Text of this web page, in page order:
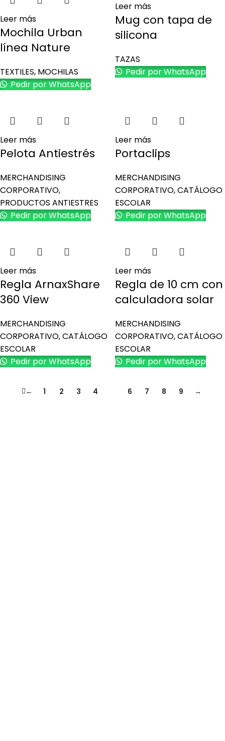
Leer más
Mochila Urban
línea Nature
TEXTILES, MOCHILAS
Pedir por WhatsApp
Leer más
Mug con tapa de
silicona
TAZAS
Pedir por WhatsApp
Leer más
Pelota Antiestrés
MERCHANDISING
CORPORATIVO,
PRODUCTOS ANTIESTRES
Pedir por WhatsApp
Leer más
Portaclips
MERCHANDISING
CORPORATIVO,CATÁLOGO
ESCOLAR
Pedir por WhatsApp
Leer más
Regla ArnaxShare
360 View
MERCHANDISING
CORPORATIVO,CATÁLOGO
ESCOLAR
Pedir por WhatsApp
Leer más
Regla de 10 cm con
calculadora solar
MERCHANDISING
CORPORATIVO,CATÁLOGO
ESCOLAR
Pedir por WhatsApp
← 1 2 3 4 6 7 8 9 →